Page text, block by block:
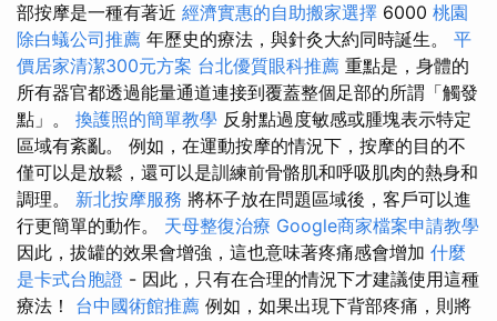
部按摩是一種有著近 經濟實惠的自助搬家選擇 6000 桃園
除白蟻公司推薦 年歷史的療法，與針灸大約同時誕生。 平
價居家清潔300元方案 台北優質眼科推薦 重點是，身體的
所有器官都透過能量通道連接到覆蓋整個足部的所謂「觸發
點」。 換護照的簡單教學 反射點過度敏感或腫塊表示特定
區域有紊亂。 例如，在運動按摩的情況下，按摩的目的不
僅可以是放鬆，還可以是訓練前骨骼肌和呼吸肌肉的熱身和
調理。 新北按摩服務 將杯子放在問題區域後，客戶可以進
行更簡單的動作。 天母整復治療 Google商家檔案申請教學
因此，拔罐的效果會增強，這也意味著疼痛感會增加 什麼
是卡式台胞證 - 因此，只有在合理的情況下才建議使用這種
療法！ 台中國術館推薦 例如，如果出現下背部疼痛，則將